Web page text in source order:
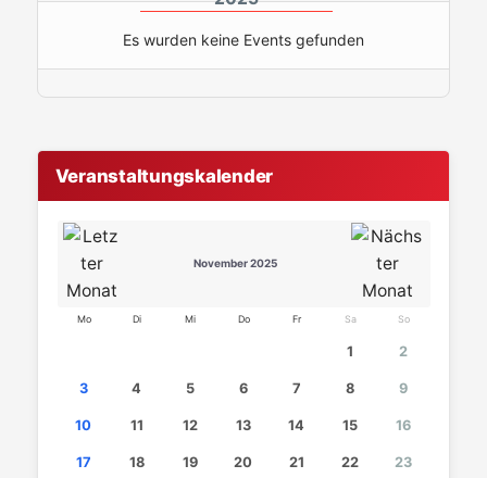
Es wurden keine Events gefunden
Veranstaltungskalender
November 2025
Mo Di Mi Do Fr Sa So
1 2
3 4 5 6 7 8 9
10 11 12 13 14 15 16
17 18 19 20 21 22 23